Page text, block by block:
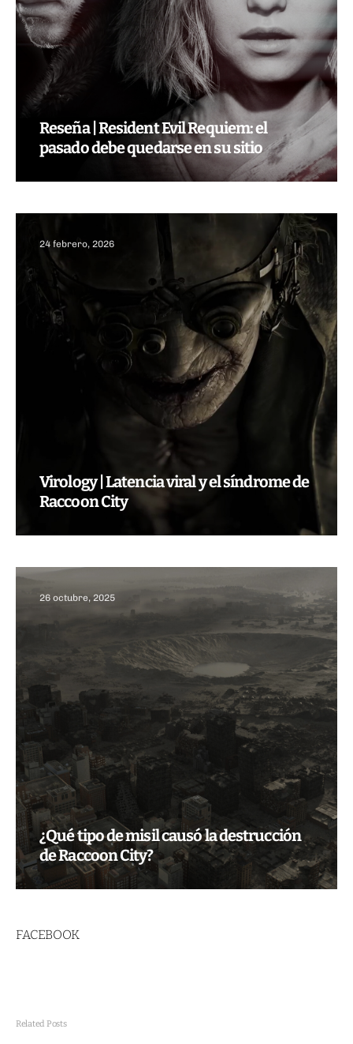
Reseña | Resident Evil Requiem: el
pasado debe quedarse en su sitio
24 febrero, 2026
Virology | Latencia viral y el síndrome de
Raccoon City
26 octubre, 2025
¿Qué tipo de misil causó la destrucción
de Raccoon City?
FACEBOOK
Related Posts